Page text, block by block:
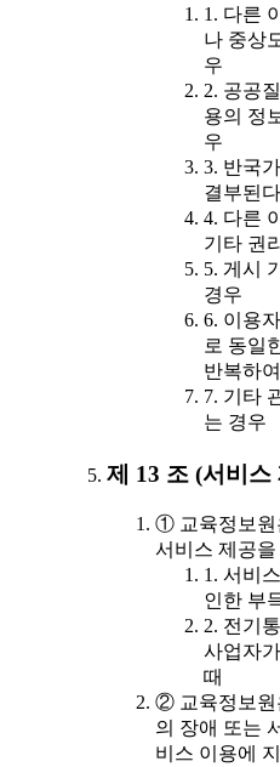
1. 다른
나 중상
우
2. 공공
용의 정
우
3. 반국
결부된
4. 다른
기타 권
5. 게시
경우
6. 이용
로 동일
반복하
7. 기타
는 경우
제 13 조 (서비
① 교육정보원
서비스 제공
1. 서비
인한 부
2. 전기
사업자
때
② 교육정보원
의 장애 또는
비스 이용에